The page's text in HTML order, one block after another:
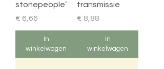
stonepeople’
Prijs
€ 6,66
In
winkelwagen
transmissie
Prijs
€ 8,88
In
winkelwagen